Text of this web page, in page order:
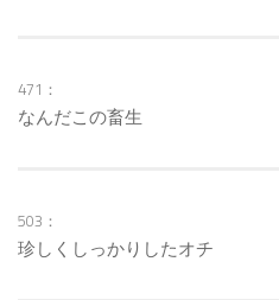
471：
なんだこの畜生
503：
珍しくしっかりしたオチ